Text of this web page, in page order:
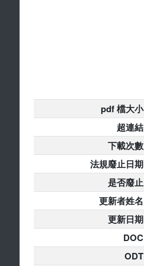
pdf 檔大小
超連結
下載次數
法規廢止日期
是否廢止
更新者姓名
更新日期
DOC
ODT